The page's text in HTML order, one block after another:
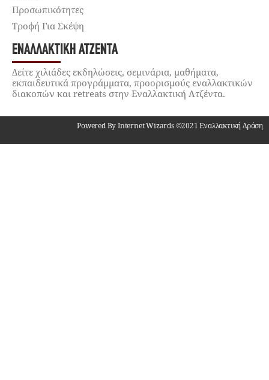
Προσωπικότητες
Τροφή Για Σκέψη
ΕΝΑΛΛΑΚΤΙΚΉ ΑΤΖΈΝΤΑ
Δείτε χιλιάδες εκδηλώσεις, σεμινάρια, μαθήματα,
εκπαιδευτικά προγράμματα, προορισμούς εναλλακτικών
διακοπών και retreats στην Εναλλακτική Ατζέντα.
Powered By Internet Wizards ©2021 Εναλλακτική Δράση